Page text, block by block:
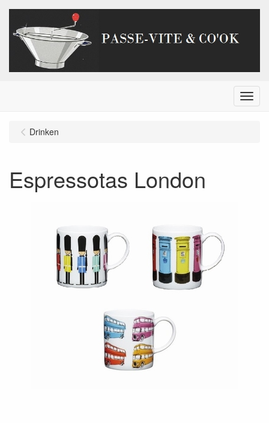
Menu
Drinken
Espressotas London